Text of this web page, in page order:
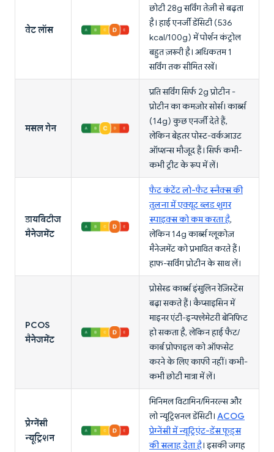
वेट लॉस
छोटी 28g सर्विंग तेज़ी से बढ़ता
है। हाई एनर्जी डेंसिटी (536
kcal/100g) में पोर्शन कंट्रोल
बहुत ज़रूरी है। अधिकतम 1
सर्विंग तक सीमित रखें।
मसल गेन
प्रति सर्विंग सिर्फ 2g प्रोटीन -
प्रोटीन का कमज़ोर सोर्स। कार्ब्स
(14g) कुछ एनर्जी देते हैं,
लेकिन बेहतर पोस्ट-वर्कआउट
ऑप्शन्स मौजूद हैं। सिर्फ कभी-
कभी ट्रीट के रूप में लें।
डायबिटीज
मैनेजमेंट
फैट कंटेंट लो-फैट स्नैक्स की
तुलना में एक्यूट ब्लड शुगर
स्पाइक्स को कम करता है,
लेकिन 14g कार्ब्स ग्लूकोज़
मैनेजमेंट को प्रभावित करते हैं।
हाफ-सर्विंग प्रोटीन के साथ लें।
PCOS
मैनेजमेंट
प्रोसेस्ड कार्ब्स इंसुलिन रेज़िस्टेंस
बढ़ा सकते हैं। कैप्साइसिन में
माइनर एंटी-इन्फ्लेमेटरी बेनिफिट
हो सकता है, लेकिन हाई फैट/
कार्ब प्रोफाइल को ऑफसेट
करने के लिए काफी नहीं। कभी-
कभी छोटी मात्रा में लें।
प्रेग्नेंसी
न्यूट्रिशन
मिनिमल विटामिन/मिनरल्स और
लो न्यूट्रिशनल डेंसिटी। ACOG
प्रेग्नेंसी में न्यूट्रिएंट-डेंस फूड्स
की सलाह देता है। इसकी जगह